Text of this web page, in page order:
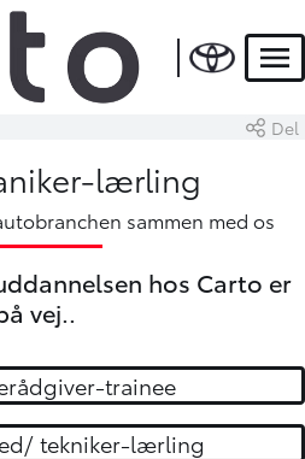
Del
lærling
sammen med os
hos Carto er
vej..
trainee
tekniker-lærling